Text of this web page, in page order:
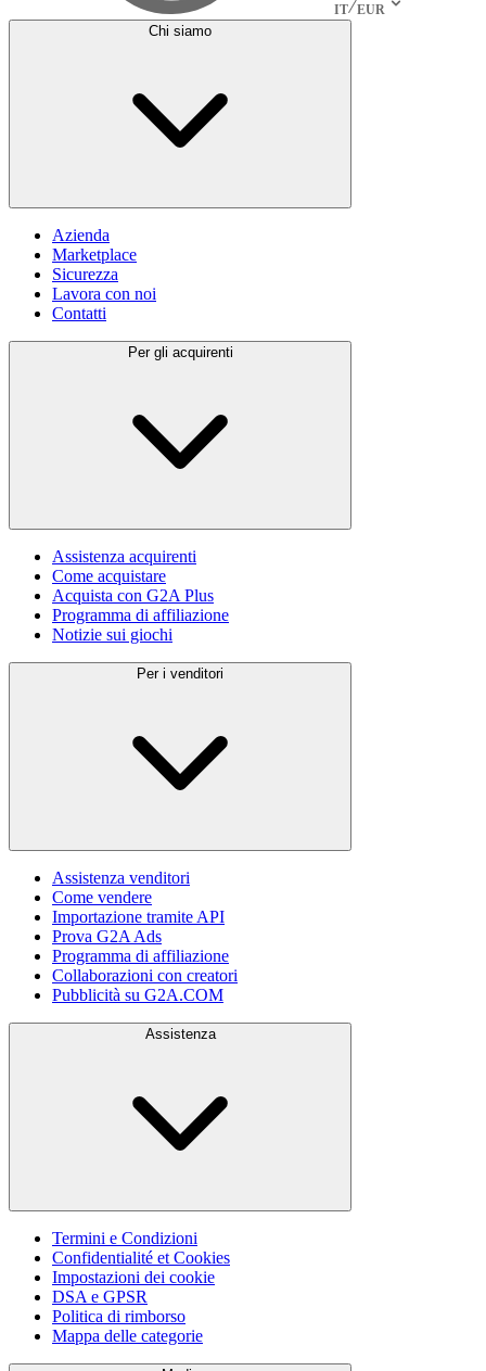
IT EUR
Chi siamo
Azienda
Marketplace
Sicurezza
Lavora con noi
Contatti
Per gli acquirenti
Assistenza acquirenti
Come acquistare
Acquista con G2A Plus
Programma di affiliazione
Notizie sui giochi
Per i venditori
Assistenza venditori
Come vendere
Importazione tramite API
Prova G2A Ads
Programma di affiliazione
Collaborazioni con creatori
Pubblicità su G2A.COM
Assistenza
Termini e Condizioni
Confidentialité et Cookies
Impostazioni dei cookie
DSA e GPSR
Politica di rimborso
Mappa delle categorie